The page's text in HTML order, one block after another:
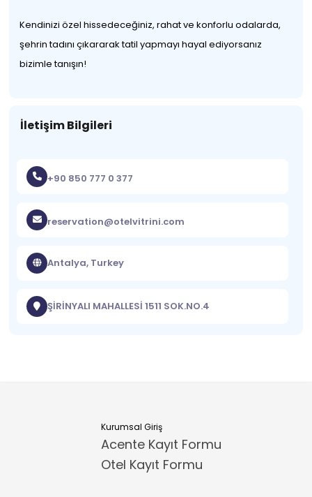
Kendinizi özel hissedeceğiniz, rahat ve konforlu odalarda,
şehrin tadını çıkararak tatil yapmayı hayal ediyorsanız
bizimle tanışın!
İletişim Bilgileri
+90 850 777 0 377
reservation@otelvitrini.com
Antalya, Turkey
ŞİRİNYALI MAHALLESİ 1511 SOK.NO.4
Kurumsal Giriş
Acente Kayıt Formu
Otel Kayıt Formu